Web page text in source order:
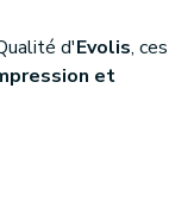
d'Evolis, ces
et